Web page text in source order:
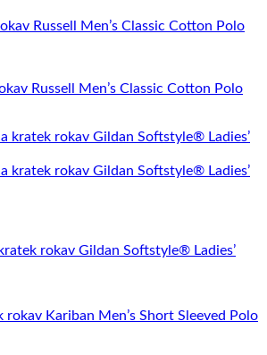
Russell Men’s Classic Cotton Polo
rokav Gildan Softstyle® Ladies’